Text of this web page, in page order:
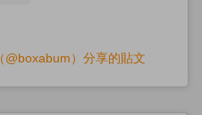
（@boxabum）分享的貼文